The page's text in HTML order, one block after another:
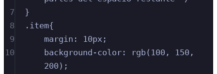
7
}
8
. item{
9
margin : 10px ;
10
background-color : rgb( 100 , 150 ,
200 ) ;